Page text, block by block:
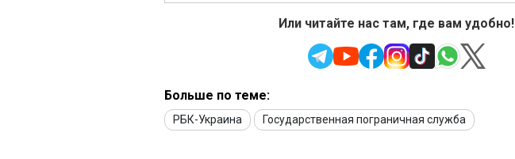
Или читайте нас там, где вам удобно!
Больше по теме:
РБК-Украина Государственная пограничная служба